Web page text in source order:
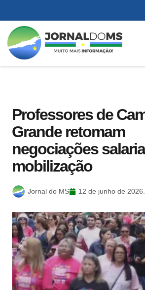
Professores de
Grande retomam
negociações
mobilização
Jornal do MS 12 de junho de 2026.